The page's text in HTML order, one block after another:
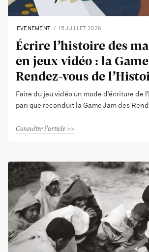
EVENEMENT 15 JUILLET 2026
Écrire l’histoire des
en jeux vidéo : la
Rendez-vous de
Faire du jeu vidéo un mode d’écriture de
pari que reconduit la Game Jam des
Consulter l'article